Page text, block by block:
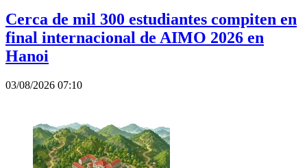
Cerca de mil 300 estudiantes compiten en
final internacional de AIMO 2026 en
Hanoi
03/08/2026 07:10